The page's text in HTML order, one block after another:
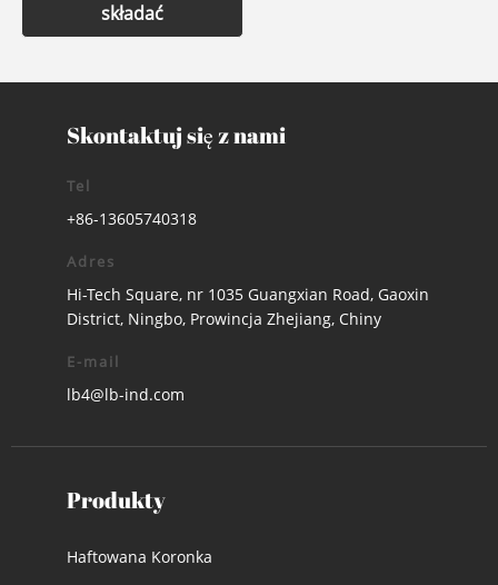
składać
Skontaktuj się z nami
Tel
+86-13605740318
Adres
Hi-Tech Square, nr 1035 Guangxian Road, Gaoxin
District, Ningbo, Prowincja Zhejiang, Chiny
E-mail
lb4@lb-ind.com
Produkty
Haftowana Koronka